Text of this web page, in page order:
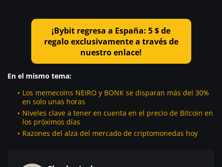
¡Bybit regresa a España: 5 $ de
regalo exclusivamente a través de
nuestro enlace!
En el mismo tema:
Los memecoins NEIRO y BONK se disparan más del 30%
en solo unas horas
Niveles clave a tener en cuenta en el precio de Bitcoin en
los próximos días
Razones del alza del mercado de criptomonedas hoy